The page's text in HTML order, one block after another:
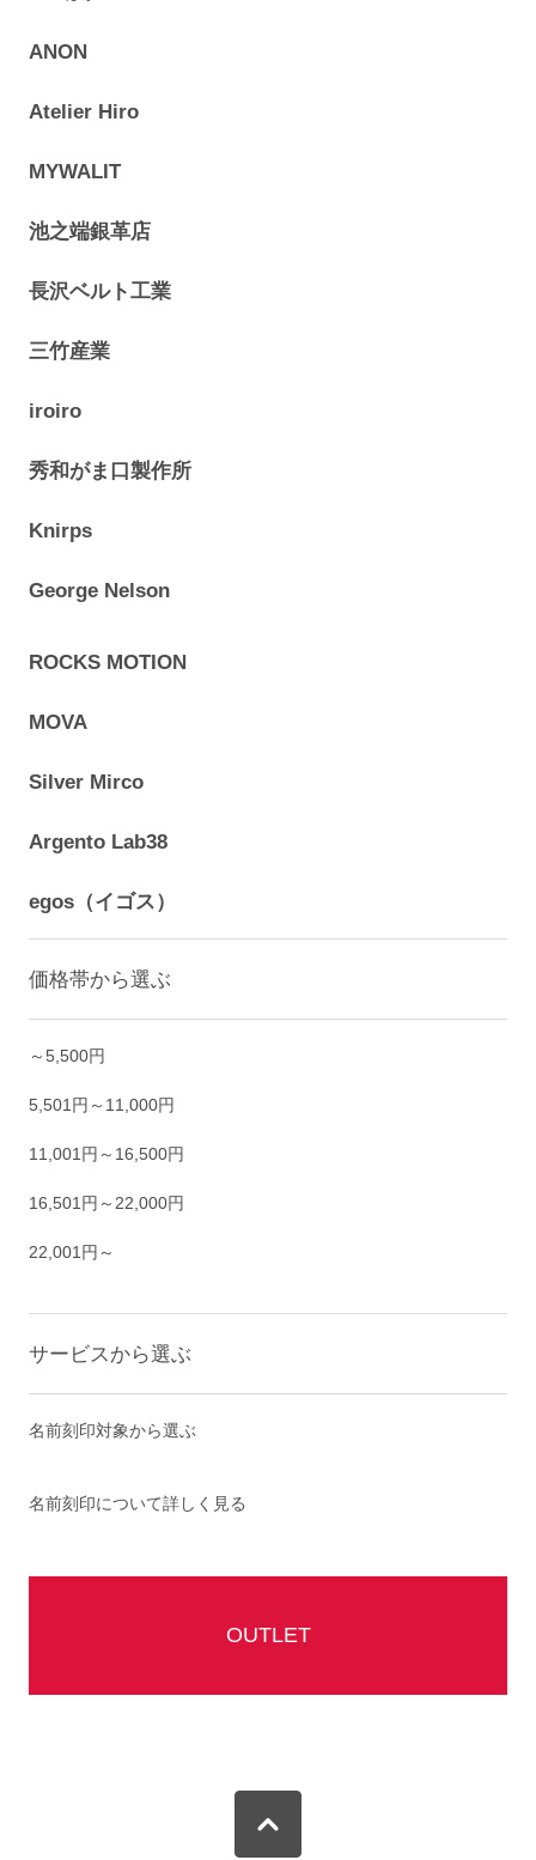
ANON
Atelier Hiro
MYWALIT
池之端銀革店
長沢ベルト工業
三竹産業
iroiro
秀和がま口製作所
Knirps
George Nelson
ROCKS MOTION
MOVA
Silver Mirco
Argento Lab38
egos（イゴス）
価格帯から選ぶ
～5,500円
5,501円～11,000円
11,001円～16,500円
16,501円～22,000円
22,001円～
サービスから選ぶ
名前刻印対象から選ぶ
名前刻印について詳しく見る
OUTLET